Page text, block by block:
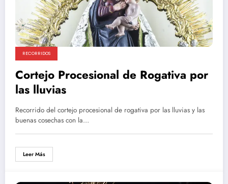
RECORRIDOS
Cortejo Procesional de Rogativa por
las lluvias
Recorrido del cortejo procesional de rogativa por las lluvias y las
buenas cosechas con la…
Leer Más